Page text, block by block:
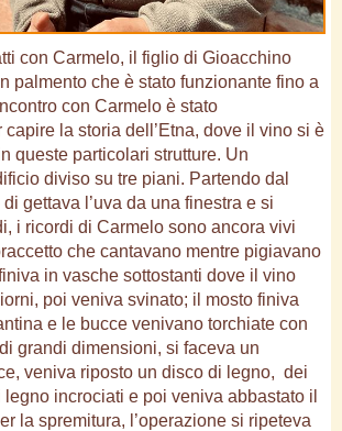
con Carmelo, il figlio di Gioacchino
palmento che è stato funzionante fino a
con Carmelo è stato
la storia dell’Etna, dove il vino si è
queste particolari strutture. Un
diviso su tre piani. Partendo dal
gettava l’uva da una finestra e si
i ricordi di Carmelo sono ancora vivi
che cantavano mentre pigiavano
in vasche sottostanti dove il vino
poi veniva svinato; il mosto finiva
e le bucce venivano torchiate con
grandi dimensioni, si faceva un
veniva riposto un disco di legno, dei
incrociati e poi veniva abbastato il
la spremitura, l’operazione si ripeteva